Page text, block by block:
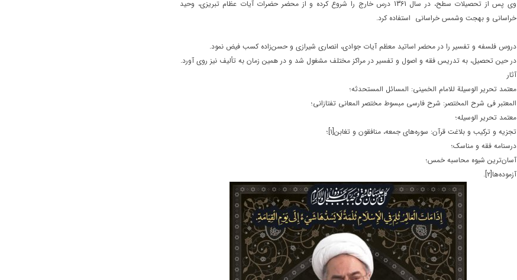
وی پس از تحصیلات سطح، در سال 1361 درس خارج را شروع کرده و از محضر حضرات آیات عظام تبریزى، وحید
خراسانى و بهجت وشمس خراسانی استفاده کرد.
دروس فلسفه و تفسیر را در محضر اساتید معظم آیات جوادی، انصاری شیرازی و حسن‌زاده کسب فیض نمود.
در حین تحصیل، به تدریس فقه و اصول و تفسیر در مراکز مختلف مشغول شد و در همین زمان به تألیف نیز روی آورد.
آثار
معتمد تحریر الوسیلة للامام الخمینی: المسائل المستحدثه؛
المعتبر فی شرح المختصر: شرح فارسی مبسوط مختصر المعانی تفتازانی؛
معتمد تحریر الوسیله؛
تجزیه و ترکیب و بلاغت قرآن: سوره‌های جمعه، منافقون و تغابن[۱]؛
درسنامه فقه و مناسک؛
آسان‌ترین شیوه محاسبه خمس؛
آزموده‌ها[۲].